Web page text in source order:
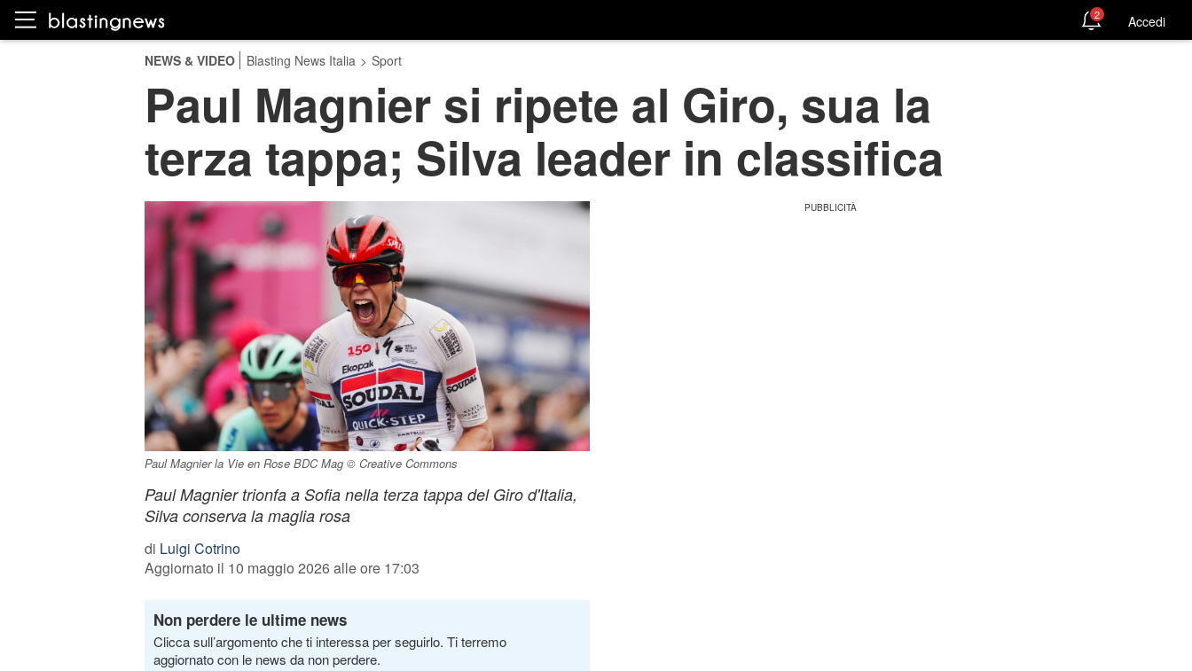
2 Accedi
NEWS & VIDEO Blasting News Italia > Sport
Paul Magnier si ripete al Giro, sua la
terza tappa; Silva leader in classifica
Paul Magnier la Vie en Rose BDC Mag © Creative Commons
Paul Magnier trionfa a Sofia nella terza tappa del Giro d'Italia,
Silva conserva la maglia rosa
di Luigi Cotrino
Aggiornato il 10 maggio 2026 alle ore 17:03
Non perdere le ultime news
Clicca sull’argomento che ti interessa per seguirlo. Ti terremo
aggiornato con le news da non perdere.